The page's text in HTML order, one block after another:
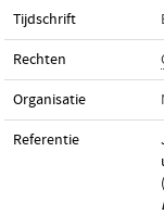
Tijdschrift
Rechten
Organisatie
Referentie